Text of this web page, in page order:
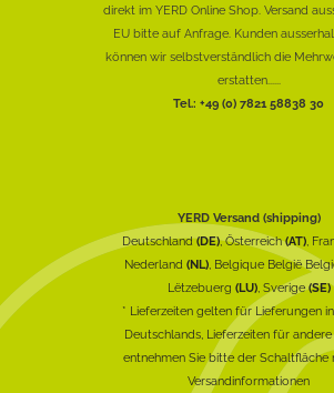
direkt im YERD Online Shop. Versand
EU bitte auf Anfrage. Kunden
können wir selbstverständlich die
erstatten......
Tel.: +49 (0) 7821 58838 30
YERD Versand (shipping)
Deutschland(DE), Österreich(AT),
Nederland (NL), Belgique België
Lëtzebuerg (LU), Sverige(SE)
* Lieferzeiten gelten für Lieferungen
Deutschlands, Lieferzeiten für
entnehmen Sie bitte der Schaltfläche
Versandinformationen